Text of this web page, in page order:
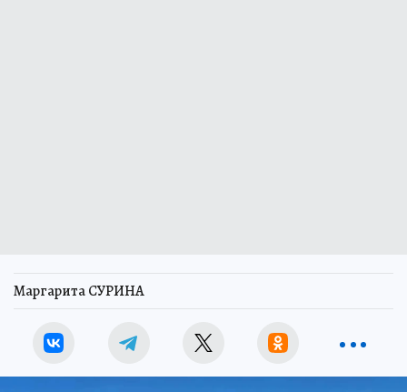
Маргарита СУРИНА